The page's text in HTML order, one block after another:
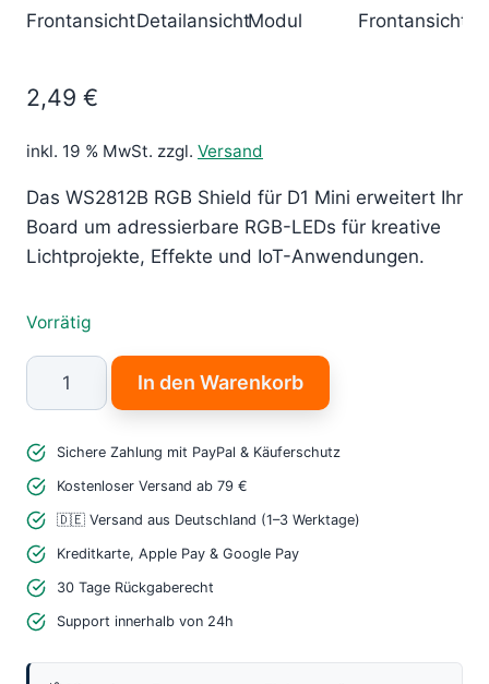
2,49 €
inkl. 19 % MwSt. zzgl. Versand
Das WS2812B RGB Shield für D1 Mini erweitert Ihr
Board um adressierbare RGB-LEDs für kreative
Lichtprojekte, Effekte und IoT-Anwendungen.
Vorrätig
WS2812B
RGB
für
D1
Mini
–
Leistungsstarkes
LED
Erweiterungsmodul
Menge
In den Warenkorb
Sichere Zahlung mit PayPal & Käuferschutz
Kostenloser Versand ab 79 €
🇩🇪 Versand aus Deutschland (1–3 Werktage)
Kreditkarte, Apple Pay & Google Pay
30 Tage Rückgaberecht
Support innerhalb von 24h